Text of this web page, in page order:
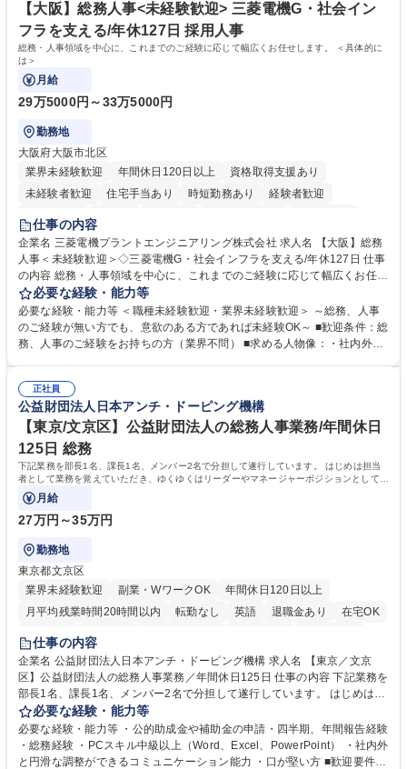
ール管理が出来る方。※将来的に他部署（営業部門、コーポレート部門）
へのジョブローテーションの可能性があります。 学歴・資格 学歴：大学
院 大学 語学力： 資格：宅地建物取引士
【大阪】総務人事<未経験歓迎> 三菱電機G・社会イン
フラを支える/年休127日 採用人事
総務・人事領域を中心に、これまでのご経験に応じて幅広くお任せします。 ＜具体的に
は＞
月給
29万5000円～33万5000円
勤務地
大阪府大阪市北区
業界未経験歓迎
年間休日120日以上
資格取得支援あり
未経験者歓迎
住宅手当あり 時短勤務あり
経験者歓迎
退職金あり
駅近5分以内
土日祝休み 服装自由 寮・社宅あり 食事補助あり
仕事の内容
企業名 三菱電機プラントエンジニアリング株式会社 求人名 【大阪】総務
人事＜未経験歓迎＞◇三菱電機G・社会インフラを支える/年休127日 仕事
の内容 総務・人事領域を中心に、これまでのご経験に応じて幅広くお任せ
します。 ＜具体的には＞ ・総務/人事労務（給与・社保・勤怠管理など）
・採用・教育研修 ・福利厚生運用 など ※基本的には事務所勤務ですが、
採用や教育等の業務内容により、関西圏以外への日帰り・宿泊を伴う国内
出張もございます。 ※担当業務を持ちつつ、お互いに助け合いながら、総
必要な経験・能力等
必要な経験・能力等 ＜職種未経験歓迎・業界未経験歓迎＞ ～総務、人事
のご経験が無い方でも、意欲のある方であれば未経験OK～ ■歓迎条件：総
務、人事のご経験をお持ちの方（業界不問） ■求める人物像：・社内外の
正社員
公益財団法人日本アンチ・ドーピング機構
【東京/文京区】公益財団法人の総務人事業務/年間休日
125日 総務
下記業務を部長1名、課長1名、メンバー2名で分担して遂行しています。 はじめは担当
者として業務を覚えていただき、ゆくゆくはリーダーやマネージャーポジションとして活
躍いただくことを期待しています。
月給
27万円～35万円
勤務地
東京都文京区
業界未経験歓迎
副業・WワークOK
年間休日120日以上
月平均残業時間20時間以内
転勤なし 英語 退職金あり
在宅OK
賞与あり
育休あり
食事補助あり
仕事の内容
企業名 公益財団法人日本アンチ・ドーピング機構 求人名 【東京／文京
区】公益財団法人の総務人事業務／年間休日125日 仕事の内容 下記業務を
部長1名、課長1名、メンバー2名で分担して遂行しています。 はじめは担
当者として業務を覚えていただき、ゆくゆくはリーダーやマネージャーポ
ジションとして活躍いただくことを期待しています。 【総務・人事グルー
プの業務内容】 ・人事制度関連 ・採用活動 ・教育研修の企画、実行 ・勤
怠管理 ・官公庁への各種提出 ・法定の会議運営（評議員会、理事会） ・
必要な経験・能力等
必要な経験・能力等 ・公的助成金や補助金の申請・四半期、年間報告経験
・総務経験 ・PCスキル中級以上（Word、Excel、PowerPoint） ・社内外
と円滑な調整ができるコミュニケーション能力 ・口が堅い方 ■歓迎要件